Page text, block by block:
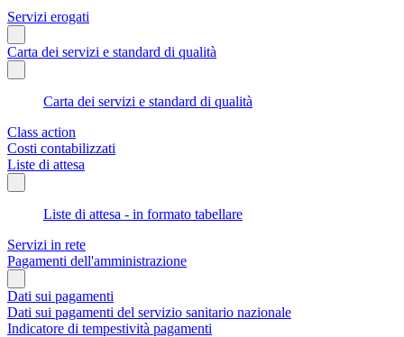
Servizi erogati
Carta dei servizi e standard di qualità
Carta dei servizi e standard di qualità
Class action
Costi contabilizzati
Liste di attesa
Liste di attesa - in formato tabellare
Servizi in rete
Pagamenti dell'amministrazione
Dati sui pagamenti
Dati sui pagamenti del servizio sanitario nazionale
Indicatore di tempestività pagamenti